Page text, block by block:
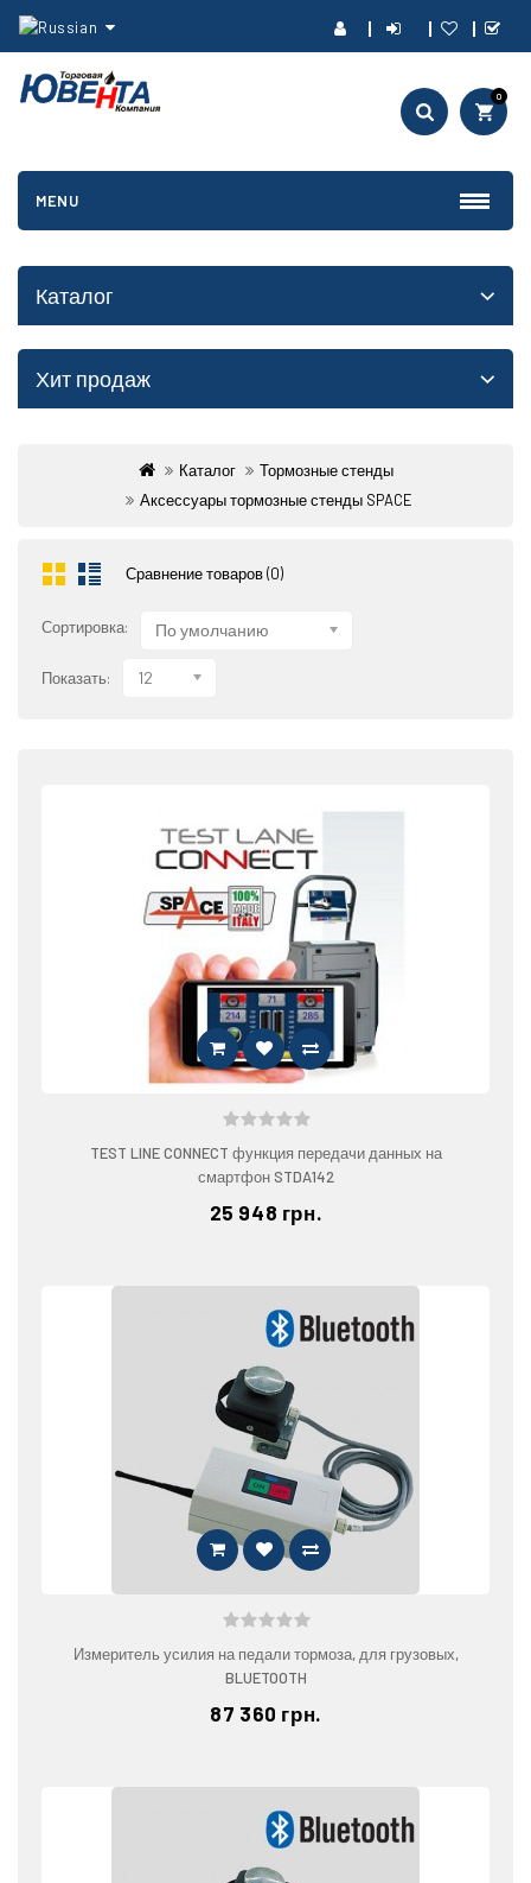
0
MENU
Каталог
Хит продаж
Каталог
Тормозные стенды
Аксессуары тормозные стенды SPACE
Сравнение товаров (0)
Сортировка: По умолчанию
Показать: 12
TEST LINE CONNECT функция передачи данных на
смартфон STDA142
25 948 грн.
Измеритель усилия на педали тормоза, для грузовых,
BLUETOOTH
87 360 грн.